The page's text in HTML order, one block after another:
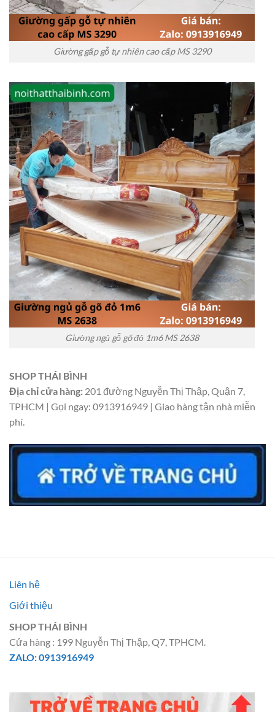
Giường gấp gỗ tự nhiên cao cấp MS 3290
Giường ngủ gỗ gõ đỏ 1m6 MS 2638
SHOP THÁI BÌNH
Địa chỉ cửa hàng: 201 đường Nguyễn Thị Thập, Quận 7,
TPHCM | Gọi ngay: 0913916949 | Giao hàng tận nhà miễn
phí.
Liên hệ
Giới thiệu
SHOP THÁI BÌNH
Cửa hàng : 199 Nguyễn Thị Thập, Q7, TPHCM.
ZALO: 0913916949